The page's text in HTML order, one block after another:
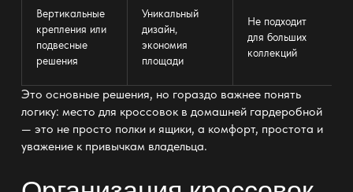
Вертикальные
крепления или
подвесные
решения
Уникальный
дизайн,
экономия
площади
Не подходит
для больших
коллекций
Это основные решения, но гораздо важнее понять
логику: место для кроссовок в домашней гардеробной
— это не просто полки и ящики, а комфорт, простота и
уважение к привычкам владельца.